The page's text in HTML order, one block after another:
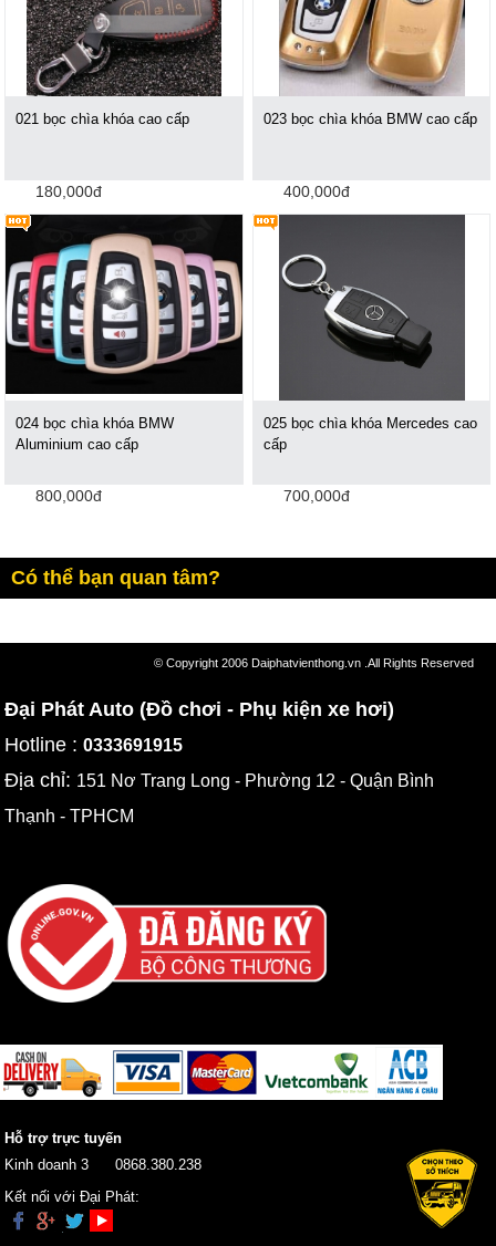
021 bọc chìa khóa cao cấp
180,000đ
023 bọc chìa khóa BMW cao cấp
400,000đ
024 bọc chìa khóa BMW
Aluminium cao cấp
800,000đ
025 bọc chìa khóa Mercedes cao
cấp
700,000đ
Có thể bạn quan tâm?
© Copyright 2006 Daiphatvienthong.vn .All Rights Reserved
Đại Phát Auto (Đồ chơi - Phụ kiện xe hơi)
Hotline :0333691915
Địa chỉ: 151 Nơ Trang Long - Phường 12 - Quận Bình
Thạnh - TPHCM
Hỗ trợ trực tuyến
Kinh doanh 3
0868.380.238
Kết nối với Đại Phát: